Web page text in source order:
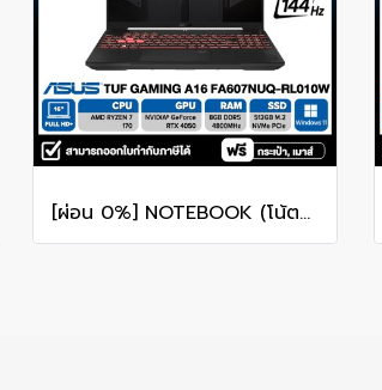
[ผ่อน 0%] NOTEBOOK (โน้ตบุ๊ค) ASUS TUF GAMING A16 FA607NUQ-RL010W - 16" WUXGA 144Hz/RYZEN 7 170/RAM 8GB/SSD 512GB/RTX 4050/WINDOWS 11+MS OFFICE รับประกันศูนย์ไทย 2ปี